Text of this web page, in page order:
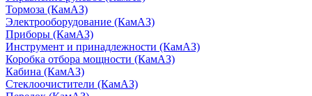
Тормоза (КамАЗ)
Электрооборудование (КамАЗ)
Приборы (КамАЗ)
Инструмент и принадлежности (КамАЗ)
Коробка отбора мощности (КамАЗ)
Кабина (КамАЗ)
Стеклоочистители (КамАЗ)